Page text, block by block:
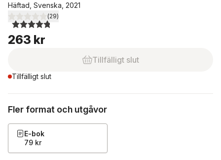
Häftad, Svenska, 2021
4,8utav 5 stjärnor. Totalt antal röster:
(29)
263 kr
Tillfälligt slut
Tillfälligt slut
Fler format och utgåvor
E-bok
79 kr